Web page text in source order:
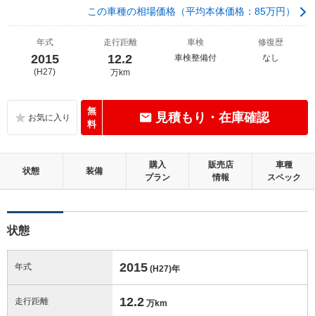
この車種の相場価格（平均本体価格：85万円）
年式
2015
(H27)
走行距離
12.2
万km
車検
車検整備付
修復歴
なし
無
料
見積もり・在庫確認
状態 装備
購入
プラン
販売店
情報
車種
スペック
状態
年式 2015 (H27)年
走行距離 12.2 万km